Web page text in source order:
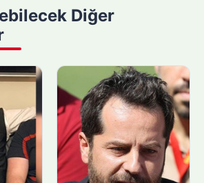
Diğer